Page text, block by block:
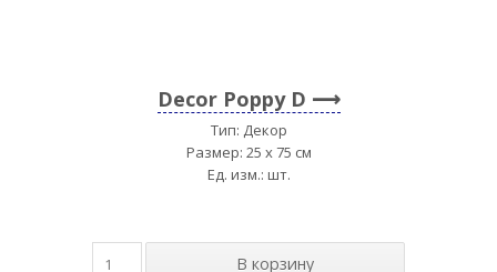
Decor Poppy D
Тип: Декор
Размер: 25 x 75 см
Ед. изм.: шт.